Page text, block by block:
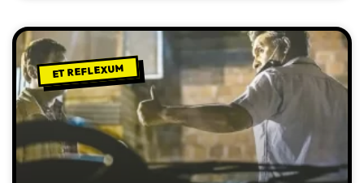
ET REFLEXUM